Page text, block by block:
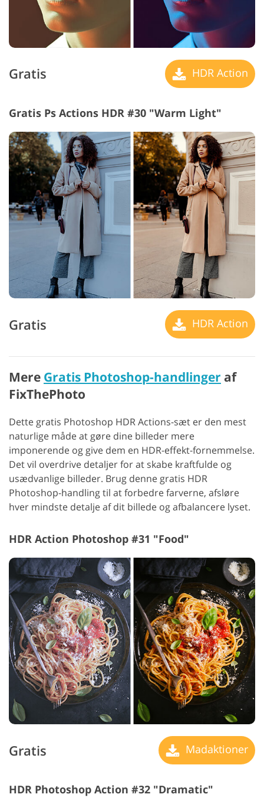
Gratis HDR Action
Gratis Ps Actions HDR #30 "Warm Light"
Gratis HDR Action
Mere Gratis Photoshop-handlinger af
FixThePhoto
Dette gratis Photoshop HDR Actions-sæt er den mest
naturlige måde at gøre dine billeder mere
imponerende og give dem en HDR-effekt-fornemmelse.
Det vil overdrive detaljer for at skabe kraftfulde og
usædvanlige billeder. Brug denne gratis HDR
Photoshop-handling til at forbedre farverne, afsløre
hver mindste detalje af dit billede og afbalancere lyset.
HDR Action Photoshop #31 "Food"
Gratis Madaktioner
HDR Photoshop Action #32 "Dramatic"